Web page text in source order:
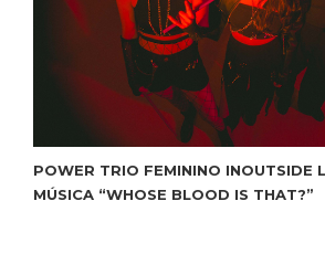
POWER TRIO FEMININO INOUTSIDE
MÚSICA “WHOSE BLOOD IS THAT?”